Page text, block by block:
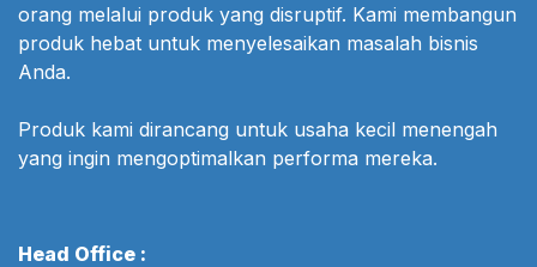
orang melalui produk yang disruptif. Kami membangun
produk hebat untuk menyelesaikan masalah bisnis
Anda.
Produk kami dirancang untuk usaha kecil menengah
yang ingin mengoptimalkan performa mereka.
Head Office :